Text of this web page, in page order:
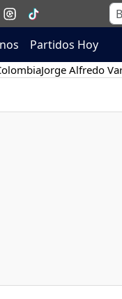
Partidos Hoy
Jorge Alfredo